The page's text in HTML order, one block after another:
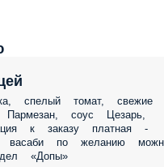
томат, свежие листья
кунжут, рис, нори -
соевый соус, имбирь,
через раздел «Допы»